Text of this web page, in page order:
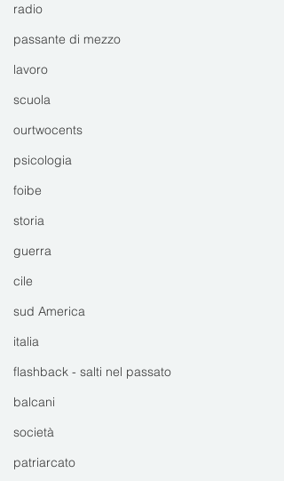
radio
passante di mezzo
lavoro
scuola
ourtwocents
psicologia
foibe
storia
guerra
cile
sud America
italia
flashback - salti nel passato
balcani
società
patriarcato